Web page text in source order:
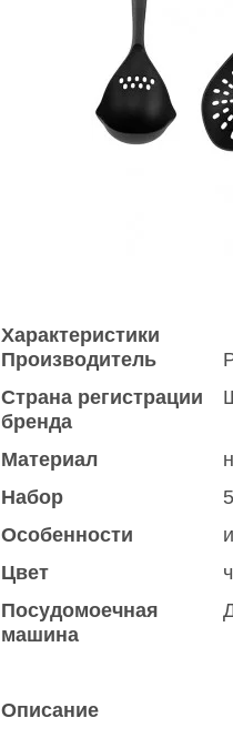
Характеристики
Производитель
Страна регистрации
бренда
Материал
Набор
Особенности
Цвет
Посудомоечная
машина
Описание